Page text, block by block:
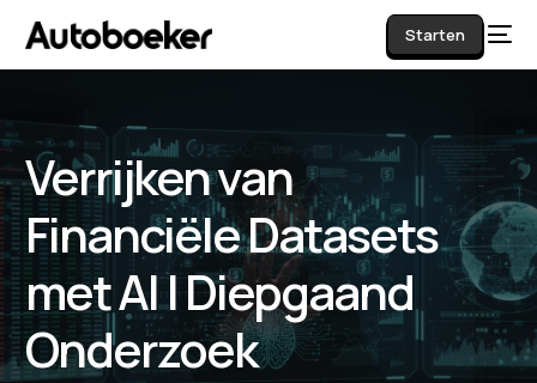
Starten
Verrijken van
Financiële Datasets
met AI | Diepgaand
Onderzoek
AI